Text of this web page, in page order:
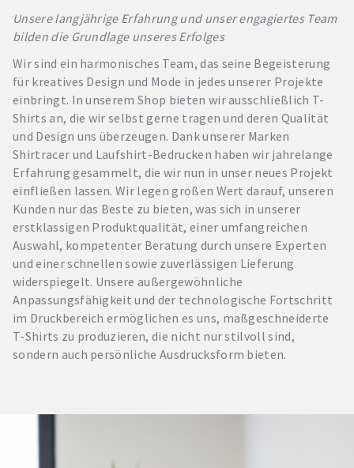
Unsere langjährige Erfahrung und unser engagiertes Team
bilden die Grundlage unseres Erfolges
Wir sind ein harmonisches Team, das seine Begeisterung
für kreatives Design und Mode in jedes unserer Projekte
einbringt. In unserem Shop bieten wir ausschließlich T-
Shirts an, die wir selbst gerne tragen und deren Qualität
und Design uns überzeugen. Dank unserer Marken
Shirtracer und Laufshirt-Bedrucken haben wir jahrelange
Erfahrung gesammelt, die wir nun in unser neues Projekt
einfließen lassen. Wir legen großen Wert darauf, unseren
Kunden nur das Beste zu bieten, was sich in unserer
erstklassigen Produktqualität, einer umfangreichen
Auswahl, kompetenter Beratung durch unsere Experten
und einer schnellen sowie zuverlässigen Lieferung
widerspiegelt. Unsere außergewöhnliche
Anpassungsfähigkeit und der technologische Fortschritt
im Druckbereich ermöglichen es uns, maßgeschneiderte
T-Shirts zu produzieren, die nicht nur stilvoll sind,
sondern auch persönliche Ausdrucksform bieten.